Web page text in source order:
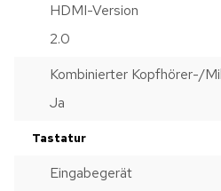
HDMI-Version
2.0
Kombinierter Kopfhörer-/
Ja
Tastatur
Eingabegerät